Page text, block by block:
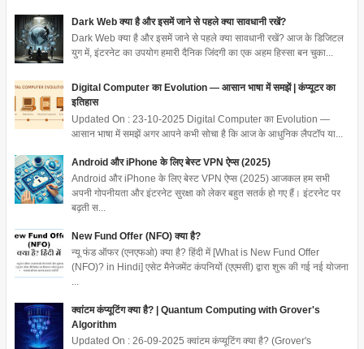
Dark Web क्या है और इसमें जाने से पहले क्या सावधानी रखें?
Dark Web क्या है और इसमें जाने से पहले क्या सावधानी रखें? आज के डिजिटल
युग में, इंटरनेट का उपयोग हमारी दैनिक जिंदगी का एक अहम हिस्सा बन चुका...
Digital Computer का Evolution — आसान भाषा में समझें | कंप्यूटर का
इतिहास
Updated On : 23-10-2025 Digital Computer का Evolution —
आसान भाषा में समझें अगर आपने कभी सोचा है कि आज के आधुनिक लैपटॉप या...
Android और iPhone के लिए बेस्ट VPN ऐप्स (2025)
Android और iPhone के लिए बेस्ट VPN ऐप्स (2025) आजकल हम सभी
अपनी गोपनीयता और इंटरनेट सुरक्षा को लेकर बहुत सतर्क हो गए हैं। इंटरनेट पर
बढ़ती स...
New Fund Offer (NFO) क्या है?
न्यू फंड ऑफर (एनएफओ) क्या है? हिंदी में [What is New Fund Offer
(NFO)? in Hindi] एसेट मैनेजमेंट कंपनियों (एएमसी) द्वारा शुरू की गई नई योजना
...
क्वांटम कंप्यूटिंग क्या है? | Quantum Computing with Grover's
Algorithm
Updated On : 26-09-2025 क्वांटम कंप्यूटिंग क्या है? (Grover's